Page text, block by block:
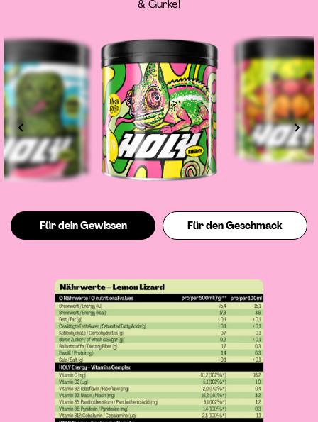
& Gurke!
Für dein Gewissen Für den Geschmack